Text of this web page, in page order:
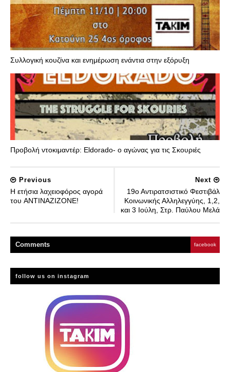
Συλλογική κουζίνα και ενημέρωση ενάντια στην εξόρυξη
Προβολή ντοκιμαντέρ: Eldorado- ο αγώνας για τις Σκουριές
Next
19ο Αντιρατσιστικό Φεστιβάλ
Κοινωνικής Αλληλεγγύης, 1,2,
και 3 Ιούλη, Στρ. Παύλου Μελά
Previous
Η ετήσια λαχειοφόρος αγορά
του ANTINAZIZONE!
Comments facebook
follow us on instagram